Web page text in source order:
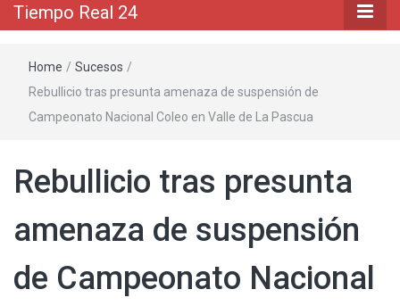
Tiempo Real 24
Home / Sucesos /
Rebullicio tras presunta amenaza de suspensión de
Campeonato Nacional Coleo en Valle de La Pascua
Rebullicio tras presunta
amenaza de suspensión
de Campeonato Nacional